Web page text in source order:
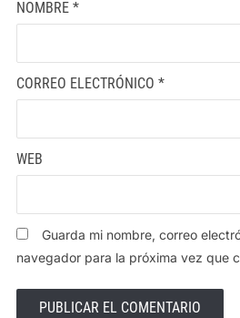
NOMBRE *
CORREO ELECTRÓNICO *
WEB
Guarda mi nombre, correo
navegador para la próxima vez que